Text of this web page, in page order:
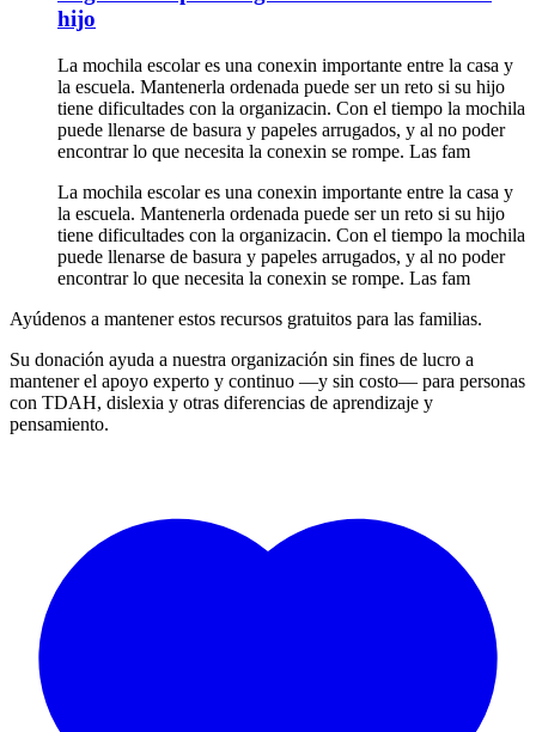
hijo
La mochila escolar es una conexin importante entre la casa y
la escuela. Mantenerla ordenada puede ser un reto si su hijo
tiene dificultades con la organizacin. Con el tiempo la mochila
puede llenarse de basura y papeles arrugados, y al no poder
encontrar lo que necesita la conexin se rompe. Las fam
La mochila escolar es una conexin importante entre la casa y
la escuela. Mantenerla ordenada puede ser un reto si su hijo
tiene dificultades con la organizacin. Con el tiempo la mochila
puede llenarse de basura y papeles arrugados, y al no poder
encontrar lo que necesita la conexin se rompe. Las fam
Ayúdenos a mantener estos recursos gratuitos para las familias.
Su donación ayuda a nuestra organización sin fines de lucro a
mantener el apoyo experto y continuo —y sin costo— para personas
con TDAH, dislexia y otras diferencias de aprendizaje y
pensamiento.